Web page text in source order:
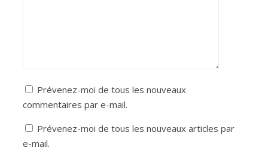
Prévenez-moi de tous les nouveaux
commentaires par e-mail.
Prévenez-moi de tous les nouveaux articles par
e-mail.